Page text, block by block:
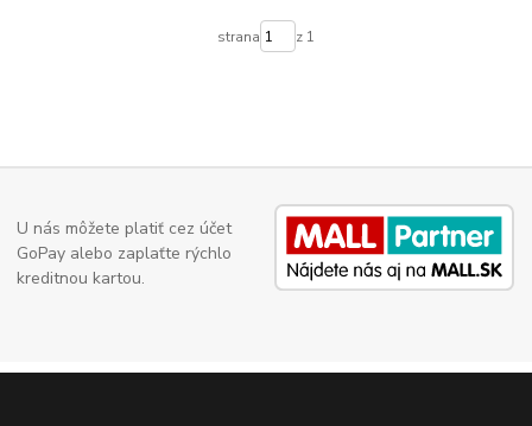
strana z 1
U nás môžete platiť cez účet
GoPay alebo zaplaťte rýchlo
kreditnou kartou.